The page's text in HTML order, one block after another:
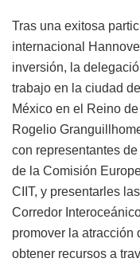
Tras una exitosa
internacional
inversión, la
trabajo en la ciudad
México en el Reino
Rogelio
con representantes
de la Comisión
CIIT, y presentarles
Corredor
promover la atracción
obtener recursos a